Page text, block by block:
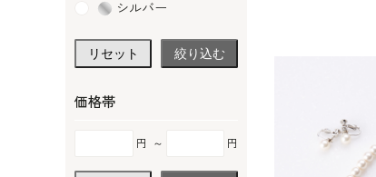
シルバー
リセット 絞り込む
価格帯
円 ～ 円